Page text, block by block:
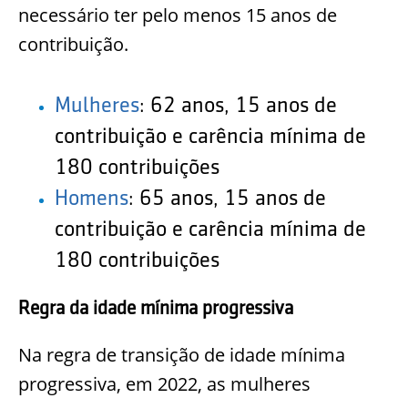
necessário ter pelo menos 15 anos de
contribuição.
Mulheres: 62 anos, 15 anos de
contribuição e carência mínima de
180 contribuições
Homens: 65 anos, 15 anos de
contribuição e carência mínima de
180 contribuições
Regra da idade mínima progressiva
Na regra de transição de idade mínima
progressiva, em 2022, as mulheres